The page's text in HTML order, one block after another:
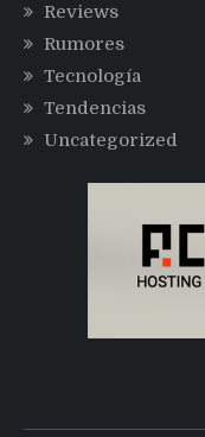
Reviews
Rumores
Tecnología
Tendencias
Uncategorized